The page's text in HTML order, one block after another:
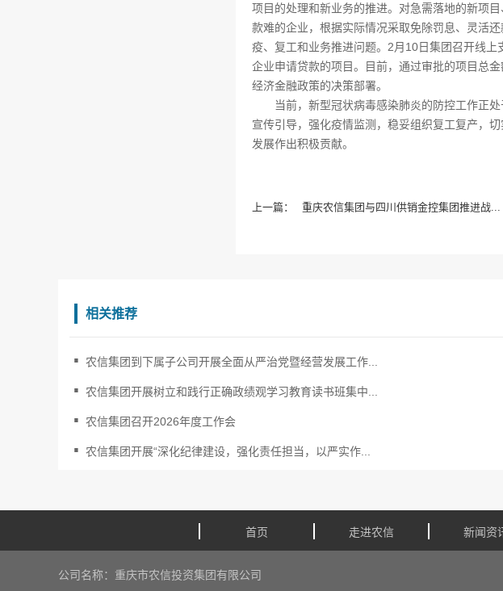
项目的处理和新业务的推进。对急需落地的新项
款难的企业，根据实际情况采取免除罚息、灵活
疫、复工和业务推进问题。2月10日集团召开线
企业申请贷款的项目。目前，通过审批的项目总
经济金融政策的决策部署。
当前，新型冠状病毒感染肺炎的防控工作正处
宣传引导，强化疫情监测，稳妥组织复工复产，
发展作出积极贡献。
上一篇： 重庆农信集团与四川供销金控集团推进战...
相关推荐
农信集团到下属子公司开展全面从严治党暨经营发展工作...
.
农信集团开展树立和践行正确政绩观学习教育读书班集中...
.
农信集团召开2026年度工作会
.
农信集团开展“深化纪律建设，强化责任担当，以严实作...
.
首页 走进农信 新闻资
公司名称：重庆市农信投资集团有限公司